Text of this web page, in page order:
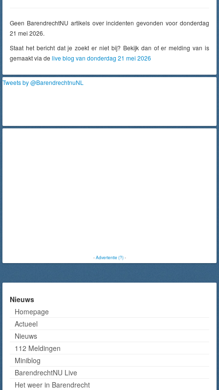
Geen BarendrechtNU artikels over incidenten gevonden voor donderdag
21 mei 2026.
Staat het bericht dat je zoekt er niet bij? Bekijk dan of er melding van is
gemaakt via de live blog van donderdag 21 mei 2026
Tweets by @BarendrechtnuNL
-Advertentie (?)-
Nieuws
Homepage
Actueel
Nieuws
112 Meldingen
Miniblog
BarendrechtNU Live
Het weer in Barendrecht